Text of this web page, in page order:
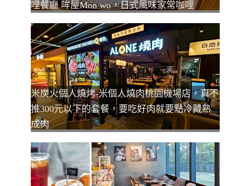
哩餐廳 哞屋Mon wo，日式風味家常咖哩
米炭火個人燒烤-米個人燒肉桃園機場店，真不
推300元以下的套餐，要吃好肉就要點冷藏熟
成肉